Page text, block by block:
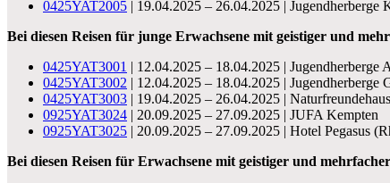
0425YAT2005 | 19.04.2025 – 26.04.2025 | Jugendherberge
Bei diesen Reisen für junge Erwachsene mit geistiger und
0425YAT3001 | 12.04.2025 – 18.04.2025 | Jugendherberge
0425YAT3002 | 12.04.2025 – 18.04.2025 | Jugendherberge
0425YAT3003 | 19.04.2025 – 26.04.2025 |
0925YAT3024 | 20.09.2025 – 27.09.2025 | JUFA Kempten
0925YAT3025 | 20.09.2025 – 27.09.2025 | Hotel Pegasus
Bei diesen Reisen für Erwachsene mit geistiger und